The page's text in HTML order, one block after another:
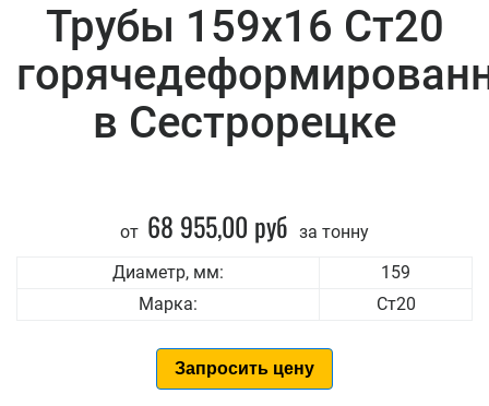
Трубы 159x16 Ст20
в Сестрорецке
от 68 955,00 руб за тонну
Диаметр, мм:
159
Марка:
Ст20
Запросить цену